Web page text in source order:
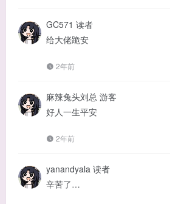
GC571 读者
给大佬跪安
2年前
麻辣兔头刘总 游客
好人一生平安
2年前
yanandyala 读者
辛苦了…